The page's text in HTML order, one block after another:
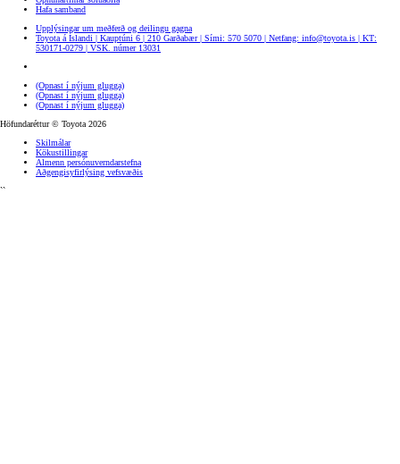
Hafa samband
Upplýsingar um meðferð og deilingu gagna
Toyota á Íslandi | Kauptúni 6 | 210 Garðabær | Sími: 570 5070 | Netfang: info@toyota.is | KT:
530171-0279 | VSK. númer 13031
(Opnast í nýjum glugga)
(Opnast í nýjum glugga)
(Opnast í nýjum glugga)
Höfundaréttur © Toyota 2026
Skilmálar
Kökustillingar
Almenn persónuverndarstefna
Aðgengisyfirlýsing vefsvæðis
``